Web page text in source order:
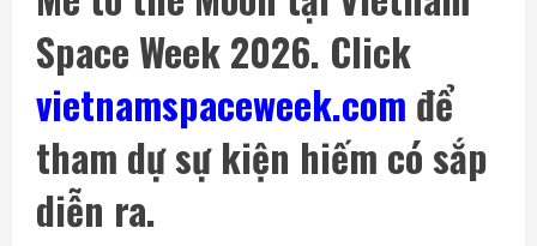
Space Week 2026. Click
vietnamspaceweek.com để
tham dự sự kiện hiếm có sắp
diễn ra.
5
SpaceX phóng thêm 3 vệ tinh BlueBird kết
nối di động trực tiếp
6 Tháng 8 2026, 06:30
1
Mảnh tên lửa SpaceX lao xuống Mặt Trăng
với tốc độ gần 8.700 km/h